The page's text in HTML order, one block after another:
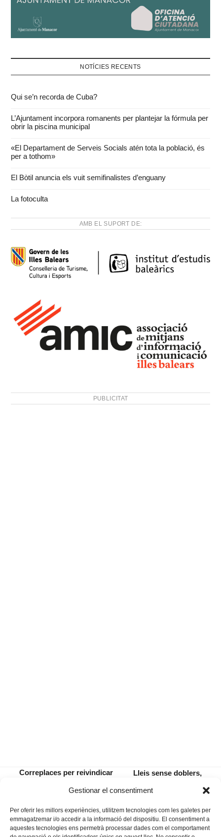
Gestionar el consentiment
Per oferir les millors experiències, utilitzem tecnologies com les galetes per
emmagatzemar i/o accedir a la informació del dispositiu. El consentiment a
aquestes tecnologies ens permetrà processar dades com el comportament
NOTÍCIES RECENTS
Qui se’n recorda de Cuba?
L’Ajuntament incorpora romanents per plantejar la fórmula per
obrir la piscina municipal
«El Departament de Serveis Socials atén tota la població, és
per a tothom»
El Bòtil anuncia els vuit semifinalistes d’enguany
La fotoculta
AMB EL SUPORT DE:
PUBLICITAT
Correplaces per reivindicar
next
Lleis sense doblers,